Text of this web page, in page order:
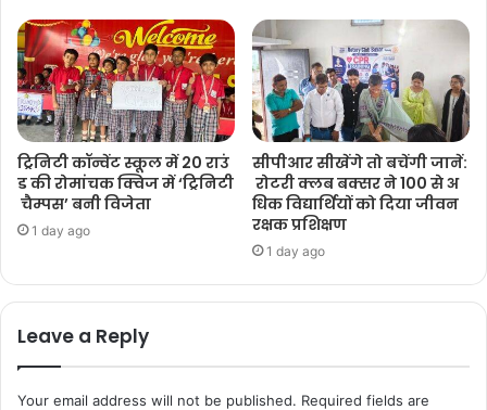
ट्रिनिटी कॉन्वेंट स्कूल में 20 राउं
ड की रोमांचक क्विज में ‘ट्रिनिटी
चैम्पस’ बनी विजेता
1 day ago
सीपीआर सीखेंगे तो बचेंगी जानें:
रोटरी क्लब बक्सर ने 100 से अ
धिक विद्यार्थियों को दिया जीवन
रक्षक प्रशिक्षण
1 day ago
Leave a Reply
Your email address will not be published. Required fields are